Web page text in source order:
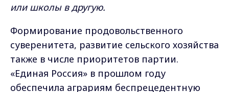
или школы в другую.
Формирование продовольственного
суверенитета, развитие сельского хозяйства
также в числе приоритетов партии.
«Единая Россия» в прошлом году
обеспечила аграриям беспрецедентную